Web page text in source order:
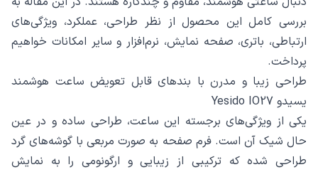
بررسی کامل این محصول از نظر طراحی، عملکرد، ویژگی‌های
ارتباطی، باتری، صفحه نمایش، نرم‌افزار و سایر امکانات خواهیم
پرداخت.
طراحی زیبا و مدرن با بندهای قابل تعویض ساعت هوشمند
یسیدو Yesido IO27
یکی از ویژگی‌های برجسته این ساعت، طراحی ساده و در عین
حال شیک آن است. فرم صفحه به صورت مربعی با گوشه‌های گرد
طراحی شده که ترکیبی از زیبایی و ارگونومی را به نمایش